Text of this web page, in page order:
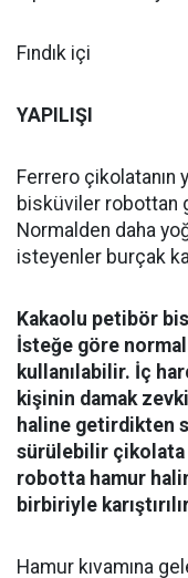
Fındık içi
YAPILIŞI
Ferrero çikolatanın
bisküviler robottan
Normalden daha
isteyenler burçak
Kakaolu petibör
İsteğe göre
kullanılabilir. İç
kişinin damak
haline getirdikten
sürülebilir çikolata
robotta hamur
birbiriyle
Hamur kıvamına